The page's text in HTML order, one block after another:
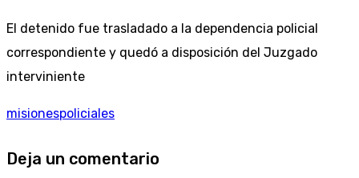
El detenido fue trasladado a la dependencia policial
correspondiente y quedó a disposición del Juzgado
interviniente
misionespoliciales
Deja un comentario